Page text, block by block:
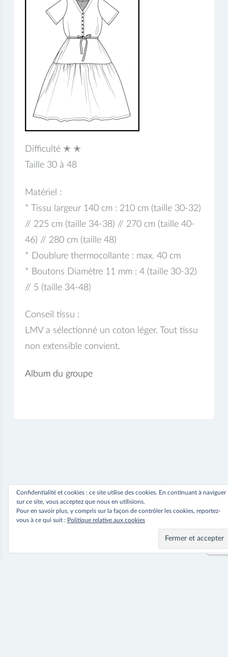
Difficulté ✭ ✭
Taille 30 à 48
Matériel :
* Tissu largeur 140 cm : 210 cm (taille 30-32)
// 225 cm (taille 34-38) // 270 cm (taille 40-
46) // 280 cm (taille 48)
* Doublure thermocollante : max. 40 cm
* Boutons Diamètre 11 mm : 4 (taille 30-32)
// 5 (taille 34-48)
Conseil tissu :
LMV a sélectionné un coton léger. Tout tissu
non extensible convient.
Album du groupe
Confidentialité et cookies : ce site utilise des cookies. En continuant à naviguer
sur ce site, vous acceptez que nous en utilisions.
Pour en savoir plus, y compris sur la façon de contrôler les cookies, reportez-
vous à ce qui suit : Politique relative aux cookies